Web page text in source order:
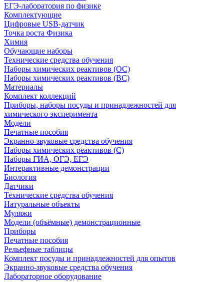
ЕГЭ-лаборатория по физике
Комплектующие
Цифровые USB-датчик
Точка роста Физика
Химия
Обучающие наборы
Технические средства обучения
Наборы химических реактивов (ОС)
Наборы химических реактивов (ВС)
Материалы
Комплект коллекций
Приборы, наборы посуды и принадлежностей для
химического эксперимента
Модели
Печатные пособия
Экранно-звуковые средства обучения
Наборы химических реактивов (С)
Наборы ГИА, ОГЭ, ЕГЭ
Интерактивные демонстрации
Биология
Датчики
Технические средства обучения
Натуральные объекты
Муляжи
Модели (объёмные) демонстрационные
Приборы
Печатные пособия
Рельефные таблицы
Комплект посуды и принадлежностей для опытов
Экранно-звуковые средства обучения
Лабораторное оборудование